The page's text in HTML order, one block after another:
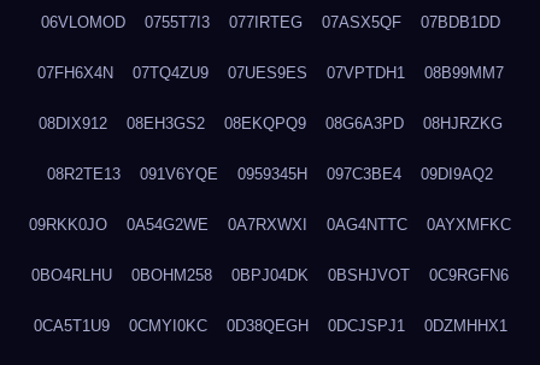
06VLOMOD 0755T7I3 077IRTEG 07ASX5QF 07BDB1DD
07FH6X4N 07TQ4ZU9 07UES9ES 07VPTDH1 08B99MM7
08DIX912 08EH3GS2 08EKQPQ9 08G6A3PD 08HJRZKG
08R2TE13 091V6YQE 0959345H 097C3BE4 09DI9AQ2
09RKK0JO 0A54G2WE 0A7RXWXI 0AG4NTTC 0AYXMFKC
0BO4RLHU 0BOHM258 0BPJ04DK 0BSHJVOT 0C9RGFN6
0CA5T1U9 0CMYI0KC 0D38QEGH 0DCJSPJ1 0DZMHHX1